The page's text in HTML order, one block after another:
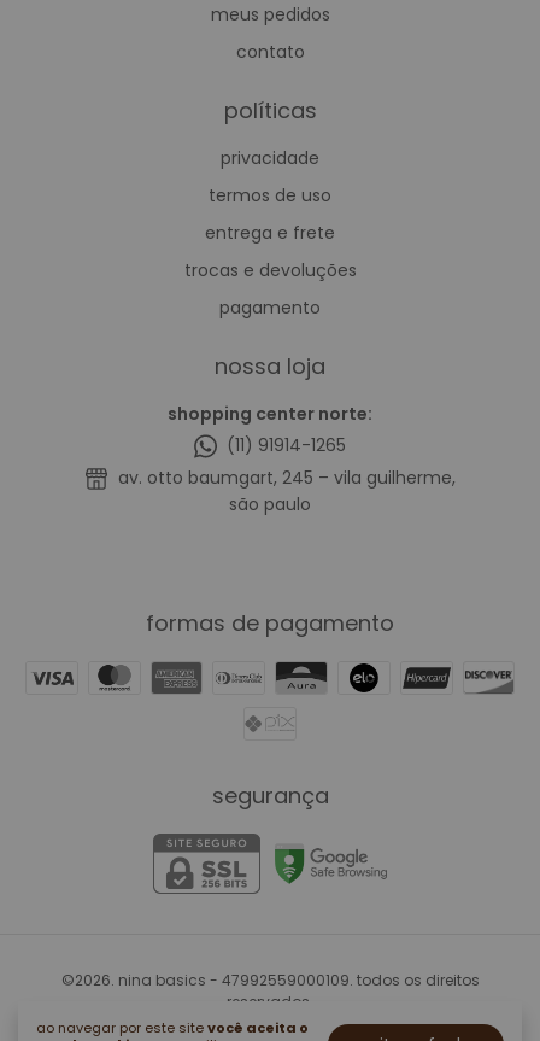
ao navegar por este sitevocê aceita o
meus pedidos
contato
políticas
privacidade
termos de uso
entrega e frete
trocas e devoluções
pagamento
nossa loja
shopping center norte:
(11) 91914-1265
av. otto baumgart, 245 – vila guilherme,
são paulo
formas de pagamento
segurança
©2026. nina basics - 47992559000109. todos os direitos
reservados.